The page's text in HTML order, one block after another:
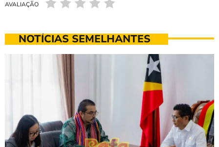
AVALIAÇÃO
NOTÍCIAS SEMELHANTES